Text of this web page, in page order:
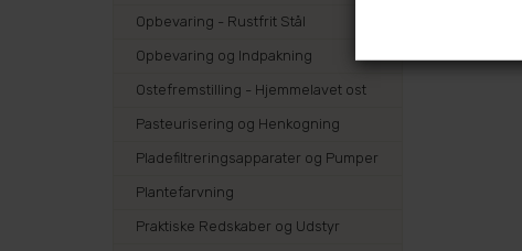
Opbevaring - Rustfrit Stål
Opbevaring og Indpakning
Ostefremstilling - Hjemmelavet ost
Pasteurisering og Henkogning
Pladefiltreringsapparater og Pumper
Plantefarvning
Praktiske Redskaber og Udstyr